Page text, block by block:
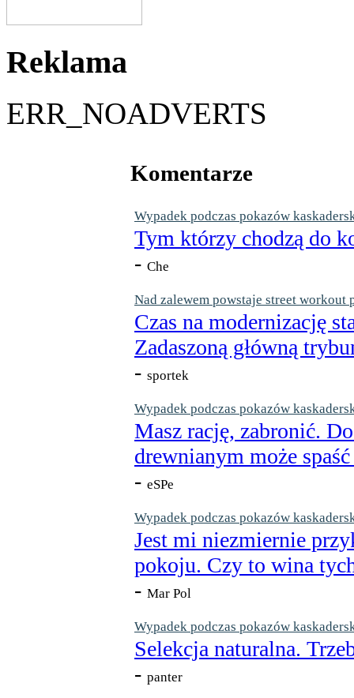
Reklama
ERR_NOADVERTS
Komentarze
Wypadek podczas pokazów
Tym którzy chodzą do
- Che
Nad zalewem powstaje street workout
Czas na modernizację
Zadaszoną główną
- sportek
Wypadek podczas pokazów
Masz rację, zabronić.
drewnianym może
- eSPe
Wypadek podczas pokazów
Jest mi niezmiernie
pokoju. Czy to wina
- Mar Pol
Wypadek podczas pokazów
Selekcja naturalna.
- panter